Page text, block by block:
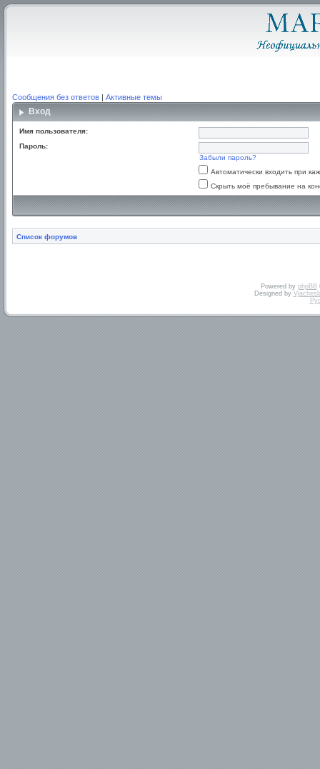
Сообщения без ответов | Активные темы
Вход
Имя пользователя:
Пароль:
Забыли пароль?
Автоматически входить при
Скрыть моё пребывание на
Список форумов
Powered by phpBB
Designed by